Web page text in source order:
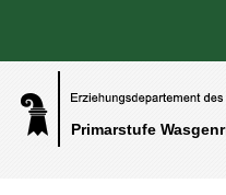
Primarstufe
Benutzerspezifische
Direkt zum Inhalt|Direkt zur